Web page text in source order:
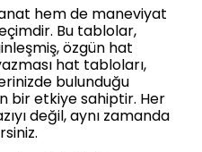
hem de maneviyat
Bu tablolar,
özgün hat
hat tabloları,
bulunduğu
bir etkiye sahiptir. Her
değil, aynı zamanda